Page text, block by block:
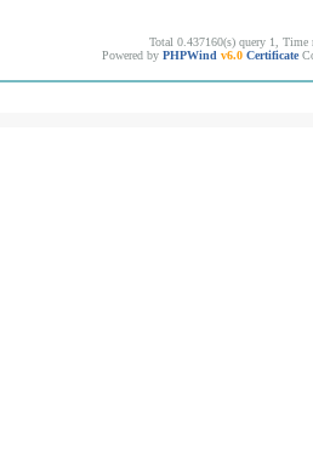
Total 0.437160(s) query 1,
Powered by PHPWind v6.0 Certificate